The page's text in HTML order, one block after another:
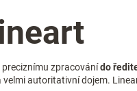
preciznímu zpracovánído
autoritativní dojem.